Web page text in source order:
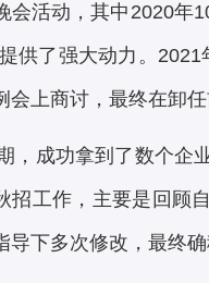
活动，其中2020年
供了强大动力。
上商讨，最终在卸任
，成功拿到了数个企
工作，主要是回顾
下多次修改，最终确